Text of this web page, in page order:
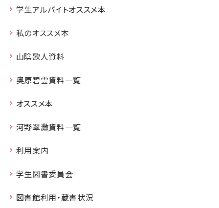
学生アルバイトオススメ本
私のオススメ本
山陰歌人資料
奥原碧雲資料一覧
オススメ本
河野翠瀲資料一覧
利用案内
学生図書委員会
図書館利用・蔵書状況